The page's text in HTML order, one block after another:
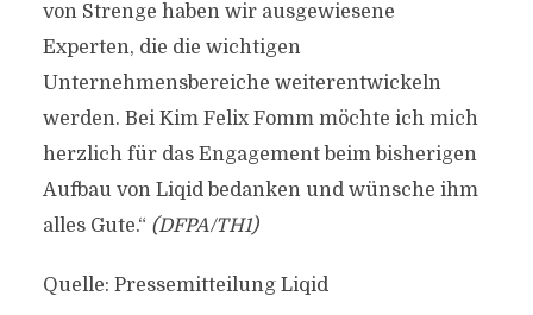
von Strenge haben wir ausgewiesene
Experten, die die wichtigen
Unternehmensbereiche weiterentwickeln
werden. Bei Kim Felix Fomm möchte ich mich
herzlich für das Engagement beim bisherigen
Aufbau von Liqid bedanken und wünsche ihm
alles Gute.“ (DFPA/TH1)
Quelle: Pressemitteilung Liqid